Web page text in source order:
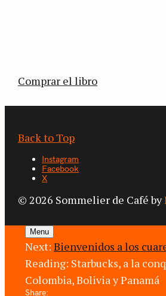
Comprar el libro
Back to Top
Instagram
Facebook
X
© 2026 Sommelier de Café by
Menu
Next: Bienvenidos a los
Reading: Starbucks, a la
Colombia, Bolivia y Panamá
Share: